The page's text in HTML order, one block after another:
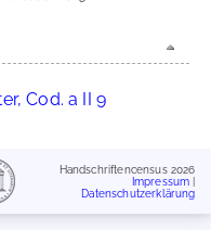
Cod. a II 9
Handschriftencensus 2026
Impressum
Datenschutzerklärung